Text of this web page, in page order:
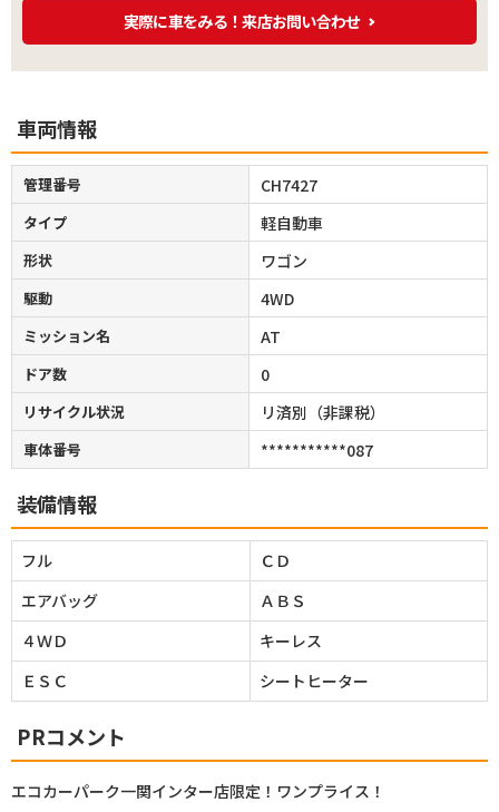
実際に車をみる！来店お問い合わせ
車両情報
管理番号 CH7427
タイプ 軽自動車
形状 ワゴン
駆動 4WD
ミッション名 AT
ドア数 0
リサイクル状況 リ済別（非課税）
車体番号 ***********087
装備情報
フル
ＣＤ
エアバッグ
ＡＢＳ
４ＷＤ
キーレス
ＥＳＣ
シートヒーター
PRコメント
エコカーパーク一関インター店限定！ワンプライス！